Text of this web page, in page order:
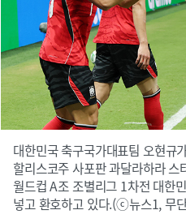
대한민국 축구국가대표팀 오현규
할리스코주 사포판 과달라하라
월드컵 A조 조별리그 1차전 대한
넣고 환호하고 있다.(ⓒ뉴스1, 무